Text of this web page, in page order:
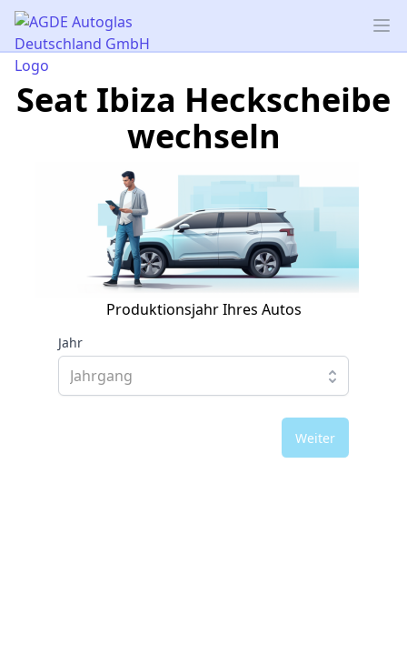
AGDE Autoglas Deutschland GmbH
Seat Ibiza Heckscheibe
wechseln
Produktionsjahr Ihres Autos
Jahr
Weiter